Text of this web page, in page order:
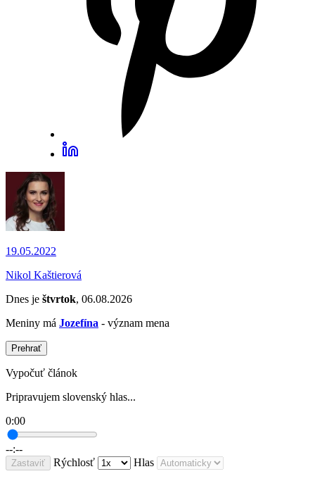
19.05.2022
Nikol Kaštierová
Dnes je štvrtok, 06.08.2026
Meniny má Jozefína - význam mena
Prehrať
Vypočuť článok
Pripravujem slovenský hlas...
0:00
--:--
Zastaviť Rýchlosť Hlas